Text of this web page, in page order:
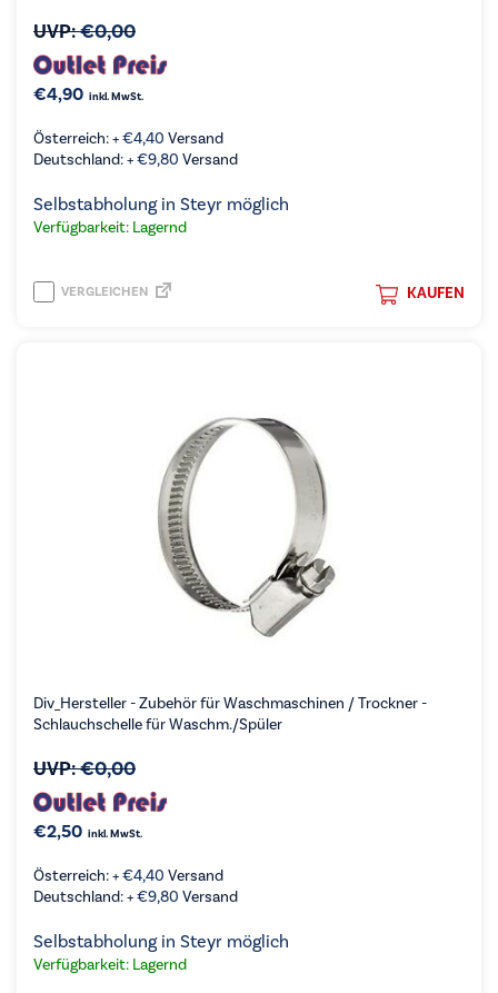
UVP:€0,00
€4,90 inkl. MwSt.
Österreich: +€4,40 Versand
Deutschland: +€9,80 Versand
Selbstabholung in Steyr möglich
Verfügbarkeit: Lagernd
KAUFEN
VERGLEICHEN
Div_Hersteller - Zubehör für Waschmaschinen / Trockner -
Schlauchschelle für Waschm./Spüler
UVP:€0,00
€2,50 inkl. MwSt.
Österreich: +€4,40 Versand
Deutschland: +€9,80 Versand
Selbstabholung in Steyr möglich
Verfügbarkeit: Lagernd